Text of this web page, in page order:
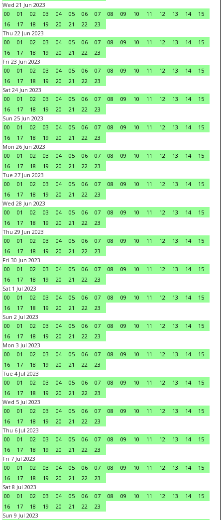
Wed 21 Jun 2023
00
01 02 03 04 05 06 07 08 09 10 11 12 13 14
15
16
17 18 19 20 21 22
23
Thu 22 Jun 2023
00
01 02 03 04 05 06 07 08 09 10 11 12 13 14
15
16
17 18 19 20 21 22
23
Fri 23 Jun 2023
00
01 02 03 04 05 06 07 08 09 10 11 12 13 14
15
16
17 18 19 20 21 22
23
Sat 24 Jun 2023
00
01 02 03 04 05 06 07 08 09 10 11 12 13 14
15
16
17 18 19 20 21 22
23
Sun 25 Jun 2023
00
01 02 03 04 05 06 07 08 09 10 11 12 13 14
15
16
17 18 19 20 21 22
23
Mon 26 Jun 2023
00
01 02 03 04 05 06 07 08 09 10 11 12 13 14
15
16
17 18 19 20 21 22
23
Tue 27 Jun 2023
00
01 02 03 04 05 06 07 08 09 10 11 12 13 14
15
16
17 18 19 20 21 22
23
Wed 28 Jun 2023
00
01 02 03 04 05 06 07 08 09 10 11 12 13 14
15
16
17 18 19 20 21 22
23
Thu 29 Jun 2023
00
01 02 03 04 05 06 07 08 09 10 11 12 13 14
15
16
17 18 19 20 21 22
23
Fri 30 Jun 2023
00
01 02 03 04 05 06 07 08 09 10 11 12 13 14
15
16
17 18 19 20 21 22
23
Sat 1 Jul 2023
00
01 02 03 04 05 06 07 08 09 10 11 12 13 14
15
16
17 18 19 20 21 22
23
Sun 2 Jul 2023
00
01 02 03 04 05 06 07 08 09 10 11 12 13 14
15
16
17 18 19 20 21 22
23
Mon 3 Jul 2023
00
01 02 03 04 05 06 07 08 09 10 11 12 13 14
15
16
17 18 19 20 21 22
23
Tue 4 Jul 2023
00
01 02 03 04 05 06 07 08 09 10 11 12 13 14
15
16
17 18 19 20 21 22
23
Wed 5 Jul 2023
00
01 02 03 04 05 06 07 08 09 10 11 12 13 14
15
16
17 18 19 20 21 22
23
Thu 6 Jul 2023
00
01 02 03 04 05 06 07 08 09 10 11 12 13 14
15
16
17 18 19 20 21 22
23
Fri 7 Jul 2023
00
01 02 03 04 05 06 07 08 09 10 11 12 13 14
15
16
17 18 19 20 21 22
23
Sat 8 Jul 2023
00
01 02 03 04 05 06 07 08 09 10 11 12 13 14
15
16
17 18 19 20 21 22
23
Sun 9 Jul 2023